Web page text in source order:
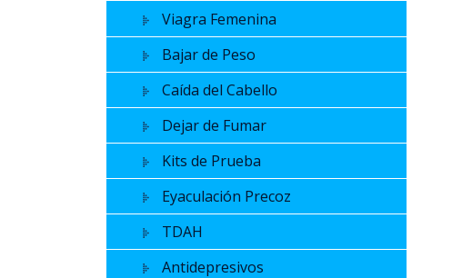
Viagra Femenina
Bajar de Peso
Caída del Cabello
Dejar de Fumar
Kits de Prueba
Eyaculación Precoz
TDAH
Antidepresivos